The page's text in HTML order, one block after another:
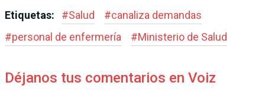
Etiquetas: #Salud #canaliza demandas
#personal de enfermería #Ministerio de Salud
Déjanos tus comentarios en Voiz